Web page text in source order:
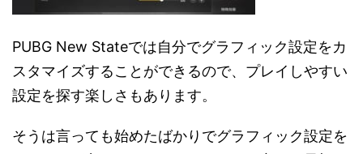
PUBG New Stateでは自分でグラフィック設定をカ
スタマイズすることができるので、プレイしやすい
設定を探す楽しさもあります。
そうは言っても始めたばかりでグラフィック設定を